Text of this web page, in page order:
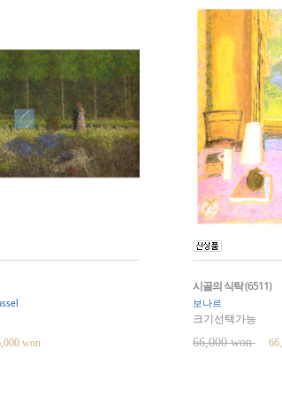
won
시골의 식탁 (6511)
보나르
크기선택가능
66,000 won